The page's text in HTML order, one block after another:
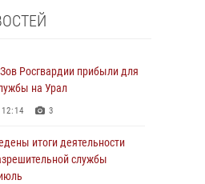
Росгвардии прибыли для
на Урал
3
итоги деятельности
службы